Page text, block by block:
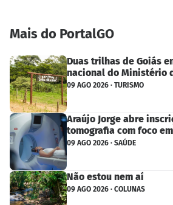
Mais do PortalGO
Duas trilhas de Goiás
nacional do Ministério
09 AGO 2026 · TURISMO
Araújo Jorge abre
tomografia com foco
09 AGO 2026 · SAÚDE
Não estou nem aí
09 AGO 2026 · COLUNAS